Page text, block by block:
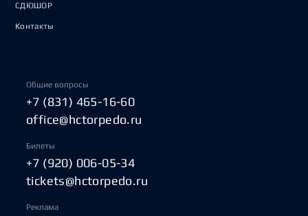
СДЮШОР
Контакты
Общие вопросы
+7 (831) 465-16-60
office@hctorpedo.ru
Билеты
+7 (920) 006-05-34
tickets@hctorpedo.ru
Реклама